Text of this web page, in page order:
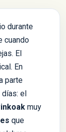
durante
cuando
El
En
parte
el
muy
que